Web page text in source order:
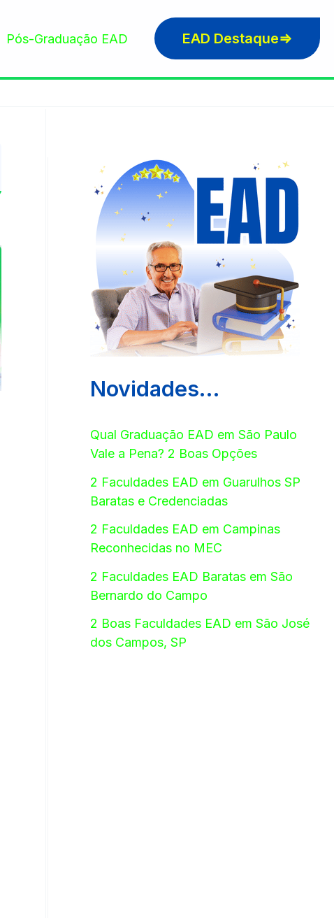
Pós-Graduação EAD EAD Destaque⇒
Novidades…
Qual Graduação EAD em São Paulo
Vale a Pena? 2 Boas Opções
2 Faculdades EAD em Guarulhos SP
Baratas e Credenciadas
2 Faculdades EAD em Campinas
Reconhecidas no MEC
2 Faculdades EAD Baratas em São
Bernardo do Campo
2 Boas Faculdades EAD em São José
dos Campos, SP